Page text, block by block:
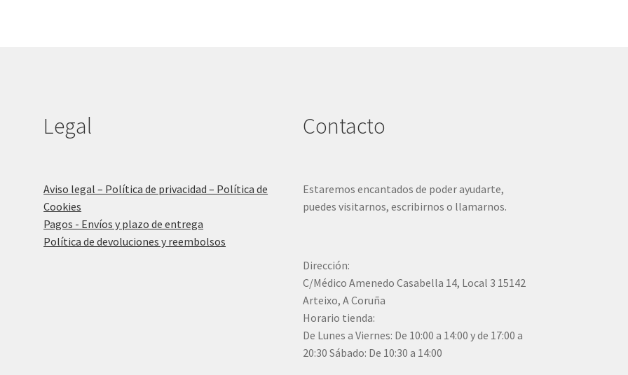
Legal
Aviso legal – Política de privacidad – Política de
Cookies
Pagos - Envíos y plazo de entrega
Política de devoluciones y reembolsos
Contacto
Estaremos encantados de poder ayudarte,
puedes visitarnos, escribirnos o llamarnos.
Dirección:
C/Médico Amenedo Casabella 14, Local 3 15142
Arteixo, A Coruña
Horario tienda:
De Lunes a Viernes: De 10:00 a 14:00 y de 17:00 a
20:30 Sábado: De 10:30 a 14:00